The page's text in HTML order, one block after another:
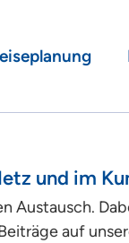
und im
auf